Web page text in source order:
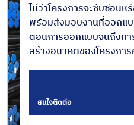
ไม่ว่าโครงการจะซับซ้อนห
พร้อมส่งมอบงานที่ออกแ
ตอนการออกแบบจนถึงก
สร้างอนาคตของโครงกา
สนใจติดต่อ